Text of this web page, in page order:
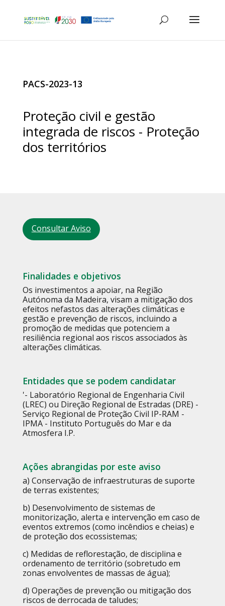
PACS-2023-13
Proteção civil e gestão
integrada de riscos - Proteção
dos territórios
Consultar Aviso
Finalidades e objetivos
Os investimentos a apoiar, na Região
Autónoma da Madeira, visam a mitigação dos
efeitos nefastos das alterações climáticas e
gestão e prevenção de riscos, incluindo a
promoção de medidas que potenciem a
resiliência regional aos riscos associados às
alterações climáticas.
Entidades que se podem candidatar
'- Laboratório Regional de Engenharia Civil
(LREC) ou Direção Regional de Estradas (DRE) -
Serviço Regional de Proteção Civil IP-RAM -
IPMA - Instituto Português do Mar e da
Atmosfera I.P.
Ações abrangidas por este aviso
a) Conservação de infraestruturas de suporte
de terras existentes;
b) Desenvolvimento de sistemas de
monitorização, alerta e intervenção em caso de
eventos extremos (como incêndios e cheias) e
de proteção dos ecossistemas;
c) Medidas de reflorestação, de disciplina e
ordenamento de território (sobretudo em
zonas envolventes de massas de água);
d) Operações de prevenção ou mitigação dos
riscos de derrocada de taludes;